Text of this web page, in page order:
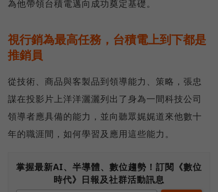
為他帶領台積電邁向成功奠定基礎。
視行銷為最高任務，台積電上到下都是
推銷員
從技術、商品與客製品到領導能力、策略，張忠
謀在投影片上洋洋灑灑列出了身為一間科技公司
領導者應具備的能力，並向聽眾娓娓道來他數十
年的職涯間，如何學習及應用這些能力。
掌握最新AI、半導體、數位趨勢！訂閱《數位
時代》日報及社群活動訊息